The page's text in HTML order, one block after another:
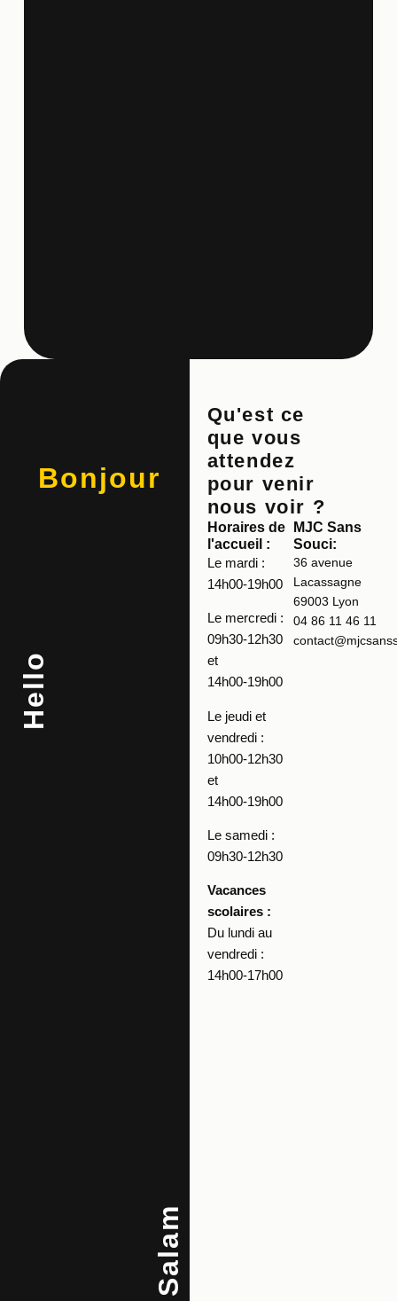
Qu'est ce
que vous
attendez
pour venir
nous voir ?
Horaires de
l'accueil :
Le mardi :
14h00-19h00
Le mercredi :
09h30-12h30
et
14h00-19h00
Le jeudi et
vendredi :
10h00-12h30
et
14h00-19h00
Le samedi :
09h30-12h30
Vacances
scolaires :
Du lundi au
vendredi :
14h00-17h00
MJC Sans
Souci:
36 avenue
Lacassagne
69003 Lyon
04 86 11 46 11
Bonjour
Hello
Salam